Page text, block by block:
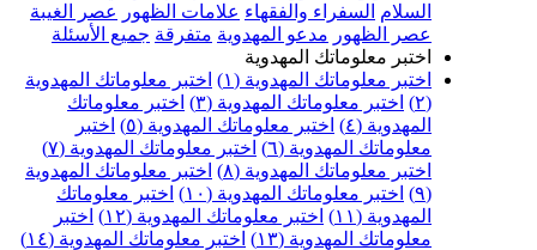
السفراء والفقهاء علامات الظهور عصر الغيبة
مدعو المهدوية متفرقة جميع الأسئلة
معلوماتك المهدوية
معلوماتك المهدوية (١)
اختبر معلوماتك المهدوية
اختبر معلوماتك المهدوية (٣)
اختبر معلوماتك
اختبر معلوماتك المهدوية (٥)
اختبر
المهدوية (٦)
اختبر معلوماتك المهدوية (٧)
معلوماتك المهدوية (٨)
اختبر معلوماتك المهدوية
اختبر معلوماتك المهدوية (١٠)
اختبر معلوماتك
اختبر معلوماتك المهدوية (١٢)
اختبر
المهدوية (١٣)
اختبر معلوماتك المهدوية (١٤)